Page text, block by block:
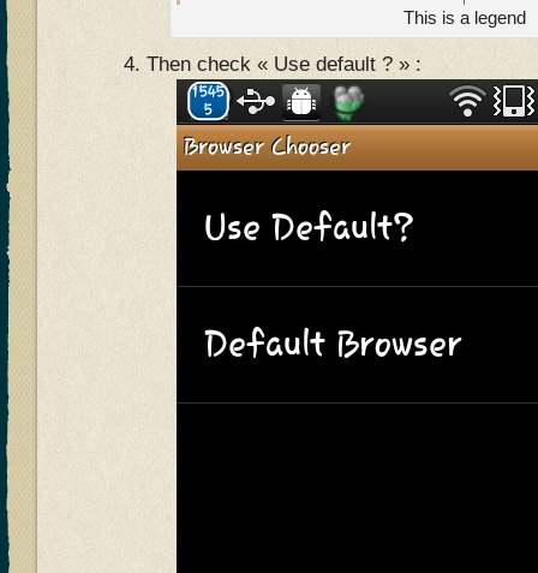
This is a legend
Then check « Use default ? » :